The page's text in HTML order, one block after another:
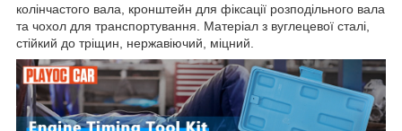
колінчастого вала, кронштейн для фіксації розподільного вала
та чохол для транспортування. Матеріал з вуглецевої сталі,
стійкий до тріщин, нержавіючий, міцний.